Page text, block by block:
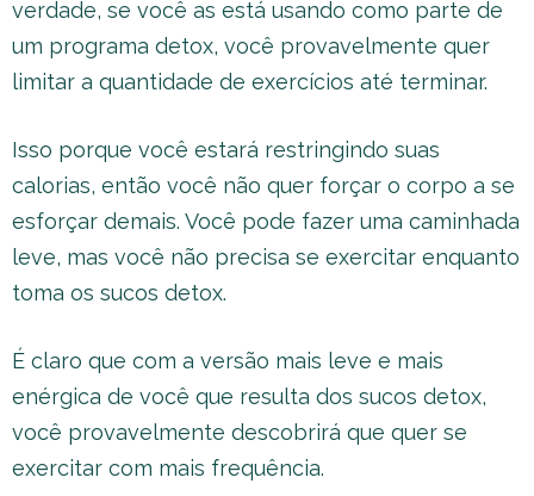
verdade, se você as está usando como parte de
um programa detox, você provavelmente quer
limitar a quantidade de exercícios até terminar.
Isso porque você estará restringindo suas
calorias, então você não quer forçar o corpo a se
esforçar demais. Você pode fazer uma caminhada
leve, mas você não precisa se exercitar enquanto
toma os sucos detox.
É claro que com a versão mais leve e mais
enérgica de você que resulta dos sucos detox,
você provavelmente descobrirá que quer se
exercitar com mais frequência.